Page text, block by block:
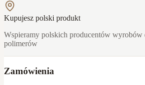
Kupujesz polski produkt
Wspieramy polskich producentów wyrobów
polimerów
Zamówienia